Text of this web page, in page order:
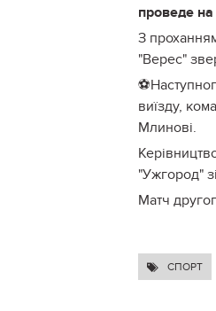
проведе на
З
"Верес"
⚽️
виїзду,
Млинові.
"Ужгород"
Матч
СПОРТ